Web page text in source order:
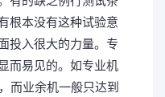
根本没有这种试验意
投入很大的力量。专
而易见的。如专业机
而业余机一般只达到